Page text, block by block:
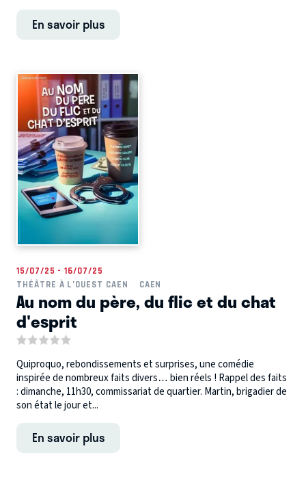
En savoir plus
15/07/25 - 16/07/25
THÉÂTRE À L’OUEST CAEN
CAEN
Au nom du père, du flic et du chat
d'esprit
Quiproquo, rebondissements et surprises, une comédie
inspirée de nombreux faits divers… bien réels ! Rappel des faits
: dimanche, 11h30, commissariat de quartier. Martin, brigadier de
son état le jour et...
En savoir plus